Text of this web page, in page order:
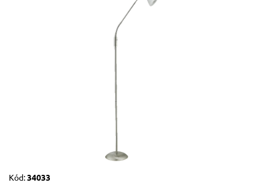
Kód:34033